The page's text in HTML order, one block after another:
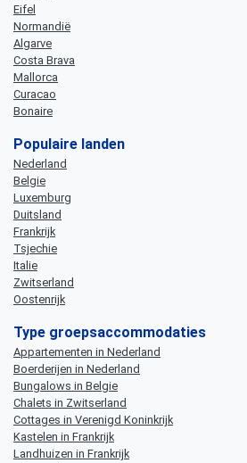
Eifel
Normandië
Algarve
Costa Brava
Mallorca
Curacao
Bonaire
Populaire landen
Nederland
Belgie
Luxemburg
Duitsland
Frankrijk
Tsjechie
Italie
Zwitserland
Oostenrijk
Type groepsaccommodaties
Appartementen in Nederland
Boerderijen in Nederland
Bungalows in Belgie
Chalets in Zwitserland
Cottages in Verenigd Koninkrijk
Kastelen in Frankrijk
Landhuizen in Frankrijk